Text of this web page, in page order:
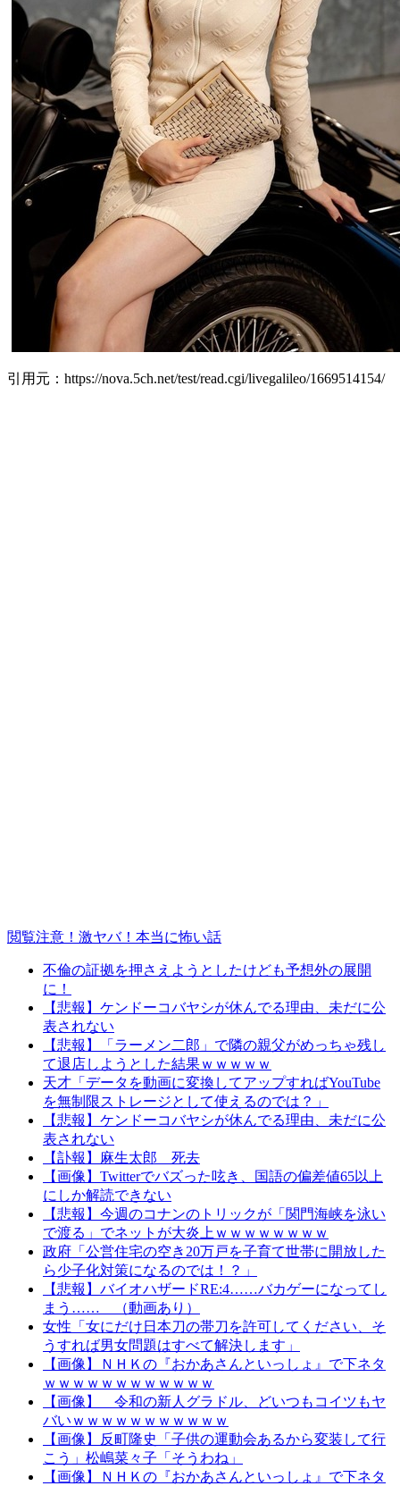
引用元：https://nova.5ch.net/test/read.cgi/livegalileo/1669514154/
閲覧注意！激ヤバ！本当に怖い話
不倫の証拠を押さえようとしたけども予想外の展開
に！
【悲報】ケンドーコバヤシが休んでる理由、未だに公
表されない
【悲報】「ラーメン二郎」で隣の親父がめっちゃ残し
て退店しようとした結果ｗｗｗｗｗ
天才「データを動画に変換してアップすればYouTube
を無制限ストレージとして使えるのでは？」
【悲報】ケンドーコバヤシが休んでる理由、未だに公
表されない
【訃報】麻生太郎 死去
【画像】Twitterでバズった呟き、国語の偏差値65以上
にしか解読できない
【悲報】今週のコナンのトリックが「関門海峡を泳い
で渡る」でネットが大炎上ｗｗｗｗｗｗｗｗ
政府「公営住宅の空き20万戸を子育て世帯に開放した
ら少子化対策になるのでは！？」
【悲報】バイオハザードRE:4……バカゲーになってし
まう…… （動画あり）
女性「女にだけ日本刀の帯刀を許可してください、そ
うすれば男女問題はすべて解決します」
【画像】ＮＨＫの『おかあさんといっしょ』で下ネタ
ｗｗｗｗｗｗｗｗｗｗｗｗ
【画像】 令和の新人グラドル、どいつもコイツもヤ
バいｗｗｗｗｗｗｗｗｗｗｗ
【画像】反町隆史「子供の運動会あるから変装して行
こう」松嶋菜々子「そうわね」
【画像】ＮＨＫの『おかあさんといっしょ』で下ネタ